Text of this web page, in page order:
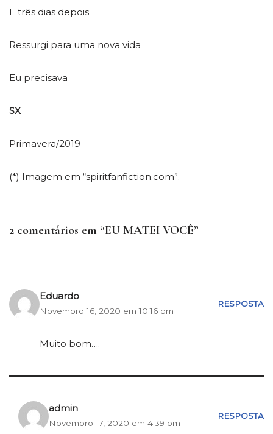
E três dias depois
Ressurgi para uma nova vida
Eu precisava
SX
Primavera/2019
(*) Imagem em “spiritfanfiction.com”.
2 comentários em “EU MATEI VOCÊ”
Eduardo
Novembro 16, 2020 em 10:16 pm
RESPOSTA
Muito bom….
admin
Novembro 17, 2020 em 4:39 pm
RESPOSTA